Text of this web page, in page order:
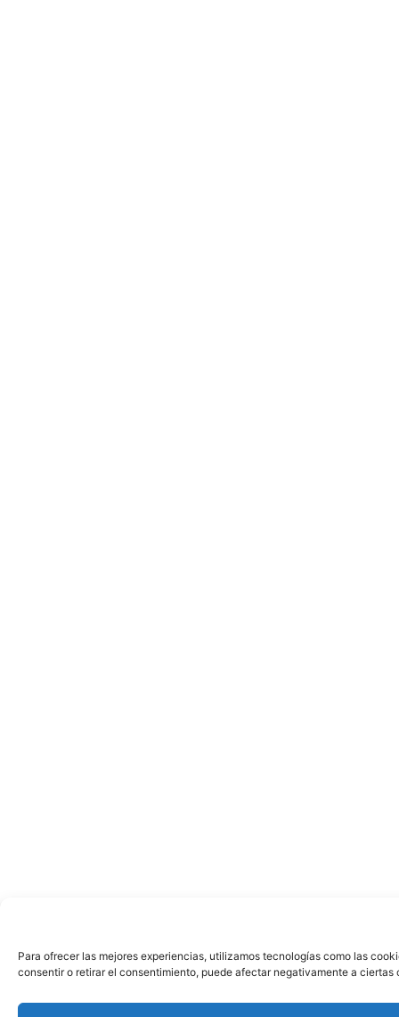
Para ofrecer las mejores experiencias, utilizamos tecnologías como las
consentir o retirar el consentimiento, puede afectar negativamente a